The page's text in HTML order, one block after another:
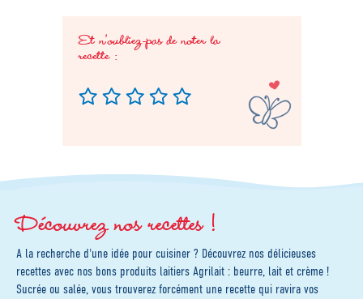
Et n'oubliez-pas de noter la
recette :
Découvrez nos recettes !
A la recherche d'une idée pour cuisiner ? Découvrez nos délicieuses
recettes avec nos bons produits laitiers Agrilait : beurre, lait et crème !
Sucrée ou salée, vous trouverez forcément une recette qui ravira vos